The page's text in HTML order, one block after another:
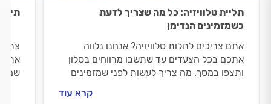
תליית טלוויזיה: כל מה שצריך לדעת
כשמזמינים הנדימן
אתם צריכים לתלות טלוויזיה? אנחנו נלווה
אתכם בכל הצעדים עד שתשבו מרווחים בסלון
ותצפו במסך. מה צריך לעשות לפני שמזמינים
קרא עוד